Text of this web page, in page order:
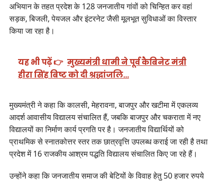
अभियान के तहत प्रदेश के 128 जनजातीय गांवों को चिन्हित कर वहां
सड़क, बिजली, पेयजल और इंटरनेट जैसी मूलभूत सुविधाओं का विस्तार
किया जा रहा है।
यह भी पढ़ें 👉 मुख्यमंत्री धामी ने पूर्व कैबिनेट मंत्री
हीरा सिंह बिष्ट को दी श्रद्धांजलि…
मुख्यमंत्री ने कहा कि कालसी, मेहरावना, बाजपुर और खटीमा में एकलव्य
आदर्श आवासीय विद्यालय संचालित हैं, जबकि बाजपुर और चकराता में नए
विद्यालयों का निर्माण कार्य प्रगति पर है। जनजातीय विद्यार्थियों को
प्राथमिक से स्नातकोत्तर स्तर तक छात्रवृत्ति उपलब्ध कराई जा रही है तथा
प्रदेश में 16 राजकीय आश्रम पद्धति विद्यालय संचालित किए जा रहे हैं।
उन्होंने कहा कि जनजातीय समाज की बेटियों के विवाह हेतु 50 हजार रुपये